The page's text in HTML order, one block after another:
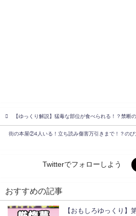
【ゆっくり解説】猛毒な部位が食べられる！？禁断
街の本屋②4人いる！立ち読み傷害万引きまで！？の
Twitterでフォローしよう
おすすめの記事
【おもしろゆっくり】